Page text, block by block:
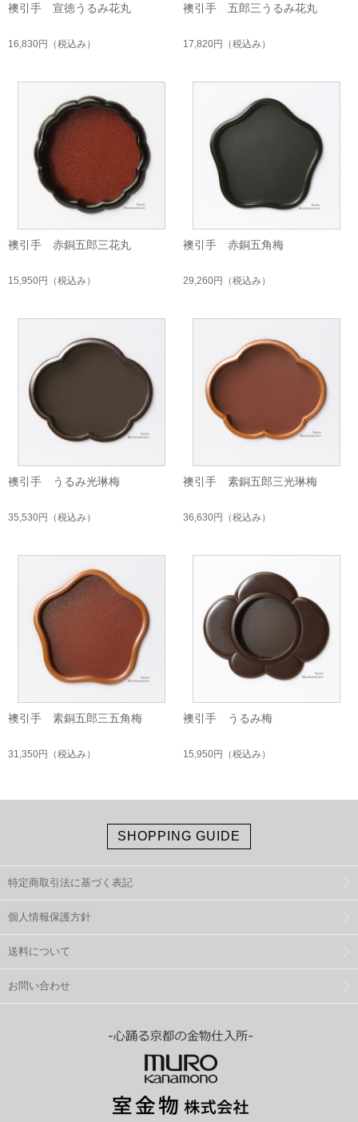
襖引手 宣徳うるみ花丸
16,830円 （税込み）
襖引手 五郎三うるみ花丸
17,820円 （税込み）
襖引手 赤銅五郎三花丸
15,950円 （税込み）
襖引手 赤銅五角梅
29,260円 （税込み）
襖引手 うるみ光琳梅
35,530円 （税込み）
襖引手 素銅五郎三光琳梅
36,630円 （税込み）
襖引手 素銅五郎三五角梅
31,350円 （税込み）
襖引手 うるみ梅
15,950円 （税込み）
SHOPPING GUIDE
特定商取引法に基づく表記
個人情報保護方針
送料について
お問い合わせ